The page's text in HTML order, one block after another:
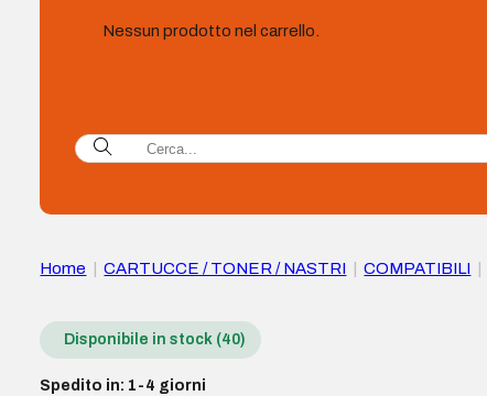
Nessun prodotto nel carrello.
Home CARTUCCE / TONER / NASTRI COMPATIBILI
Disponibile in stock (40)
Spedito in: 1-4 giorni